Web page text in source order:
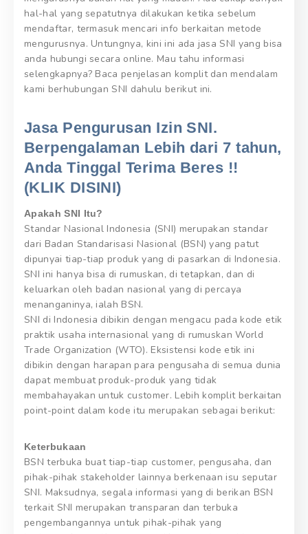
hal-hal yang sepatutnya dilakukan ketika sebelum
mendaftar, termasuk mencari info berkaitan metode
mengurusnya. Untungnya, kini ini ada jasa SNI yang bisa
anda hubungi secara online. Mau tahu informasi
selengkapnya? Baca penjelasan komplit dan mendalam
kami berhubungan SNI dahulu berikut ini.
Jasa Pengurusan Izin SNI.
Berpengalaman Lebih dari 7 tahun,
Anda Tinggal Terima Beres !!
(KLIK DISINI)
Apakah SNI Itu?
Standar Nasional Indonesia (SNI) merupakan standar
dari Badan Standarisasi Nasional (BSN) yang patut
dipunyai tiap-tiap produk yang di pasarkan di Indonesia.
SNI ini hanya bisa di rumuskan, di tetapkan, dan di
keluarkan oleh badan nasional yang di percaya
menanganinya, ialah BSN.
SNI di Indonesia dibikin dengan mengacu pada kode etik
praktik usaha internasional yang di rumuskan World
Trade Organization (WTO). Eksistensi kode etik ini
dibikin dengan harapan para pengusaha di semua dunia
dapat membuat produk-produk yang tidak
membahayakan untuk customer. Lebih komplit berkaitan
point-point dalam kode itu merupakan sebagai berikut:
Keterbukaan
BSN terbuka buat tiap-tiap customer, pengusaha, dan
pihak-pihak stakeholder lainnya berkenaan isu seputar
SNI. Maksudnya, segala informasi yang di berikan BSN
terkait SNI merupakan transparan dan terbuka
pengembangannya untuk pihak-pihak yang